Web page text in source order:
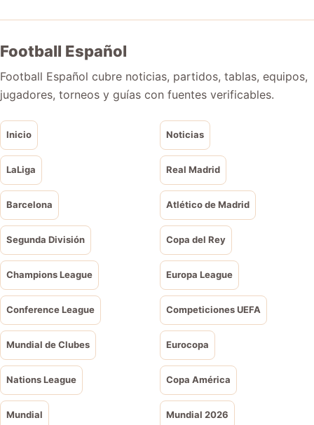
Football Español
Football Español cubre noticias, partidos, tablas, equipos,
jugadores, torneos y guías con fuentes verificables.
Inicio Noticias
LaLiga Real Madrid
Barcelona Atlético de Madrid
Segunda División Copa del Rey
Champions League Europa League
Conference League Competiciones UEFA
Mundial de Clubes Eurocopa
Nations League Copa América
Mundial Mundial 2026